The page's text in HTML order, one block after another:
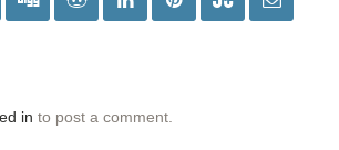
in to post a comment.